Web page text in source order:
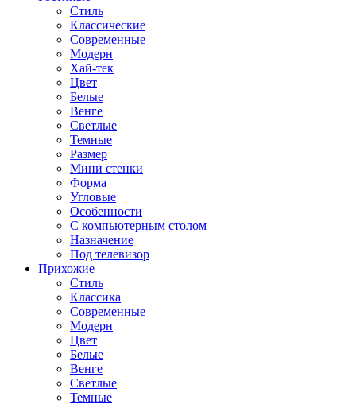
Стиль
Классические
Современные
Модерн
Хай-тек
Цвет
Белые
Венге
Светлые
Темные
Размер
Мини стенки
Форма
Угловые
Особенности
С компьютерным столом
Назначение
Под телевизор
Прихожие
Стиль
Классика
Современные
Модерн
Цвет
Белые
Венге
Светлые
Темные